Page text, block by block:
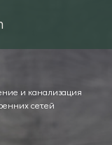
и канализация
сетей